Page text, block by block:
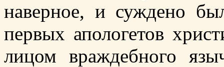
наверное, и суждено
первых апологетов
лицом враждебного